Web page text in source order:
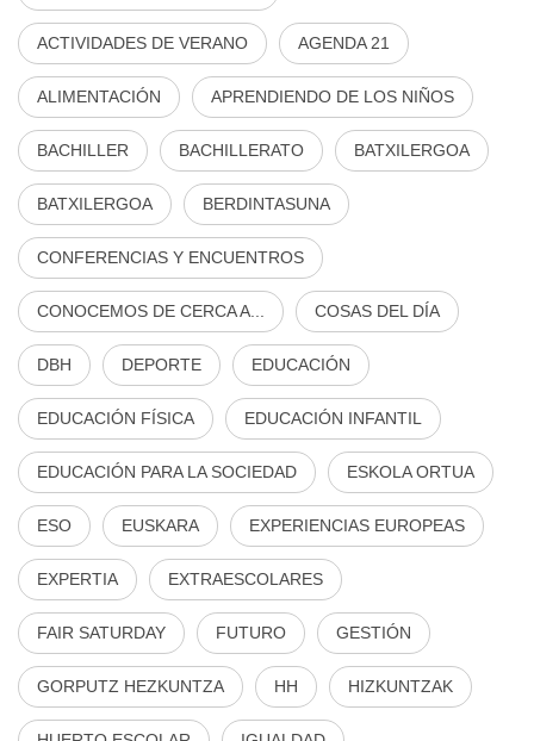
ACTIVIDADES DE VERANO AGENDA 21
ALIMENTACIÓN APRENDIENDO DE LOS NIÑOS
BACHILLER BACHILLERATO BATXILERGOA
BATXILERGOA BERDINTASUNA
CONFERENCIAS Y ENCUENTROS
CONOCEMOS DE CERCA A... COSAS DEL DÍA
DBH DEPORTE EDUCACIÓN
EDUCACIÓN FÍSICA EDUCACIÓN INFANTIL
EDUCACIÓN PARA LA SOCIEDAD ESKOLA ORTUA
ESO EUSKARA EXPERIENCIAS EUROPEAS
EXPERTIA EXTRAESCOLARES
FAIR SATURDAY FUTURO GESTIÓN
GORPUTZ HEZKUNTZA HH HIZKUNTZAK